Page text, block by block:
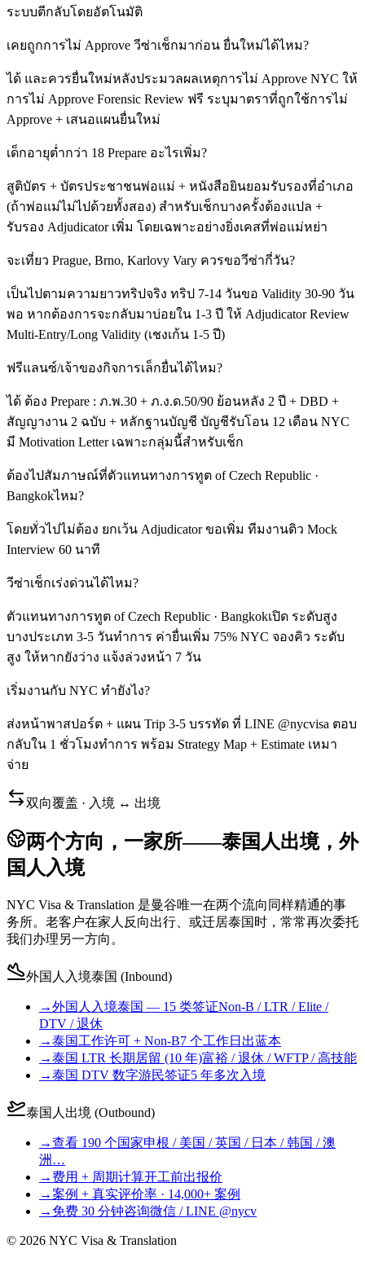
ระบบตีกลับโดยอัตโนมัติ
เคยถูกการไม่ Approve วีซ่าเช็กมาก่อน ยื่นใหม่ได้ไหม?
ได้ และควรยื่นใหม่หลังประมวลผลเหตุการไม่ Approve NYC ให้
การไม่ Approve Forensic Review ฟรี ระบุมาตราที่ถูกใช้การไม่
Approve + เสนอแผนยื่นใหม่
เด็กอายุต่ำกว่า 18 Prepare อะไรเพิ่ม?
สูติบัตร + บัตรประชาชนพ่อแม่ + หนังสือยินยอมรับรองที่อำเภอ
(ถ้าพ่อแม่ไม่ไปด้วยทั้งสอง) สำหรับเช็กบางครั้งต้องแปล +
รับรอง Adjudicator เพิ่ม โดยเฉพาะอย่างยิ่งเคสที่พ่อแม่หย่า
จะเที่ยว Prague, Brno, Karlovy Vary ควรขอวีซ่ากี่วัน?
เป็นไปตามความยาวทริปจริง ทริป 7-14 วันขอ Validity 30-90 วัน
พอ หากต้องการจะกลับมาบ่อยใน 1-3 ปี ให้ Adjudicator Review
Multi-Entry/Long Validity (เชงเก้น 1-5 ปี)
ฟรีแลนซ์/เจ้าของกิจการเล็กยื่นได้ไหม?
ได้ ต้อง Prepare : ภ.พ.30 + ภ.ง.ด.50/90 ย้อนหลัง 2 ปี + DBD +
สัญญางาน 2 ฉบับ + หลักฐานบัญชี บัญชีรับโอน 12 เดือน NYC
มี Motivation Letter เฉพาะกลุ่มนี้สำหรับเช็ก
ต้องไปสัมภาษณ์ที่ตัวแทนทางการทูต of Czech Republic ·
Bangkokไหม?
โดยทั่วไปไม่ต้อง ยกเว้น Adjudicator ขอเพิ่ม ทีมงานติว Mock
Interview 60 นาที
วีซ่าเช็กเร่งด่วนได้ไหม?
ตัวแทนทางการทูต of Czech Republic · Bangkokเปิด ระดับสูง
บางประเภท 3-5 วันทำการ ค่ายื่นเพิ่ม 75% NYC จองคิว ระดับ
สูง ให้หากยังว่าง แจ้งล่วงหน้า 7 วัน
เริ่มงานกับ NYC ทำยังไง?
ส่งหน้าพาสปอร์ต + แผน Trip 3-5 บรรทัด ที่ LINE @nycvisa ตอบ
กลับใน 1 ชั่วโมงทำการ พร้อม Strategy Map + Estimate เหมา
จ่าย
双向覆盖 · 入境 ↔ 出境
两个方向，一家所——泰国人出境，外
国人入境
NYC Visa & Translation 是曼谷唯一在两个流向同样精通的事
务所。老客户在家人反向出行、或迁居泰国时，常常再次委托
我们办理另一方向。
外国人入境泰国 (Inbound)
→外国人入境泰国 — 15 类签证Non-B / LTR / Elite /
DTV / 退休
→泰国工作许可 + Non-B7 个工作日出蓝本
→泰国 LTR 长期居留 (10 年)富裕 / 退休 / WFTP / 高技能
→泰国 DTV 数字游民签证5 年多次入境
泰国人出境 (Outbound)
→查看 190 个国家申根 / 美国 / 英国 / 日本 / 韩国 / 澳
洲…
→ 费用 + 周期计算开工前出报价
→案例 + 真实评价率 · 14,000+ 案例
→ 免费 30 分钟咨询微信 / LINE @nycv
© 2026 NYC Visa & Translation